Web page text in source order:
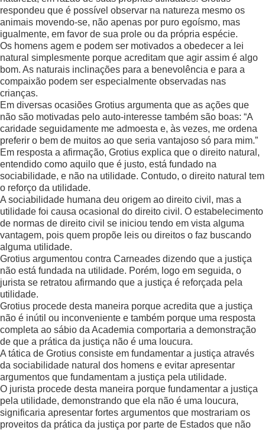
respondeu que é possível observar na natureza mesmo os
animais movendo-se, não apenas por puro egoísmo, mas
igualmente, em favor de sua prole ou da própria espécie.
Os homens agem e podem ser motivados a obedecer a lei
natural simplesmente porque acreditam que agir assim é algo
bom. As naturais inclinações para a benevolência e para a
compaixão podem ser especialmente observadas nas
crianças.
Em diversas ocasiões Grotius argumenta que as ações que
não são motivadas pelo auto-interesse também são boas: “A
caridade seguidamente me admoesta e, às vezes, me ordena
preferir o bem de muitos ao que seria vantajoso só para mim.”
Em resposta a afirmação, Grotius explica que o direito natural,
entendido como aquilo que é justo, está fundado na
sociabilidade, e não na utilidade. Contudo, o direito natural tem
o reforço da utilidade.
A sociabilidade humana deu origem ao direito civil, mas a
utilidade foi causa ocasional do direito civil. O estabelecimento
de normas de direito civil se iniciou tendo em vista alguma
vantagem, pois quem propõe leis ou direitos o faz buscando
alguma utilidade.
Grotius argumentou contra Carneades dizendo que a justiça
não está fundada na utilidade. Porém, logo em seguida, o
jurista se retratou afirmando que a justiça é reforçada pela
utilidade.
Grotius procede desta maneira porque acredita que a justiça
não é inútil ou inconveniente e também porque uma resposta
completa ao sábio da Academia comportaria a demonstração
de que a prática da justiça não é uma loucura.
A tática de Grotius consiste em fundamentar a justiça através
da sociabilidade natural dos homens e evitar apresentar
argumentos que fundamentam a justiça pela utilidade.
O jurista procede desta maneira porque fundamentar a justiça
pela utilidade, demonstrando que ela não é uma loucura,
significaria apresentar fortes argumentos que mostrariam os
proveitos da prática da justiça por parte de Estados que não